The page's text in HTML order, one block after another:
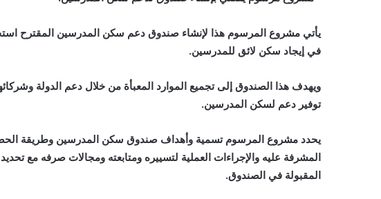
يأتي مشروع المرسوم هذا لإنشاء صندوق دعم سكن المدرسين المقترح
في إيجاد سكن لائق للمدرسين.
ويهدف هذا الصندوق إلى تجميع الموارد المعبأة من خلال دعم الدولة
توفير دعم لسكن المدرسين.
يحدد مشروع المرسوم تسمية وأهداف صندوق سكن المدرسين وطريقة
المشرفة عليه والإجراءات العملية لتسييره ومتابعته ومجالات صرفه مع
المقبولة في الصندوق.